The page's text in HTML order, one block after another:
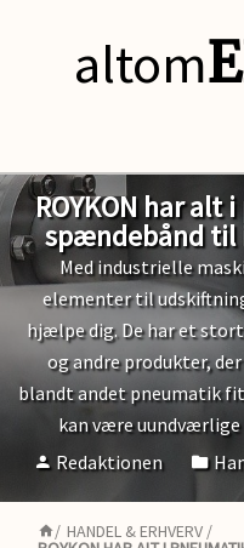
altom
ROYKON har
spændebånd til
Med industrielle
elementer til
hjælpe dig. De har et
og andre produkter,
blandt andet pneumatik
kan være uundværlige
Redaktionen
/ HANDEL & ERHVERV /